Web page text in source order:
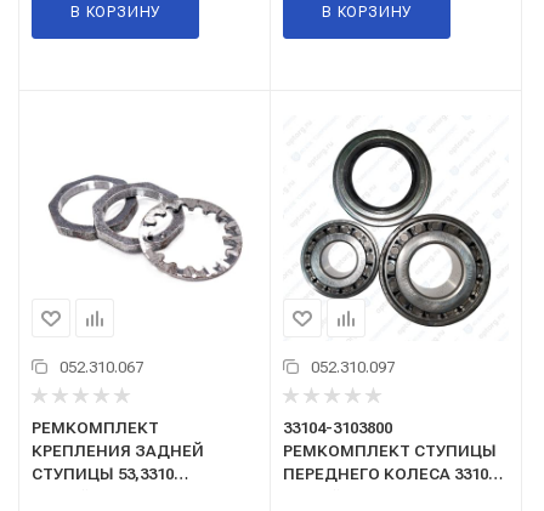
В КОРЗИНУ В КОРЗИНУ
052.310.067
РЕМКОМПЛЕКТ
КРЕПЛЕНИЯ ЗАДНЕЙ
СТУПИЦЫ 53,3310
052.310.097
33104-3103800
РЕМКОМПЛЕКТ СТУПИЦЫ
ПЕРЕДНЕГО КОЛЕСА 3310